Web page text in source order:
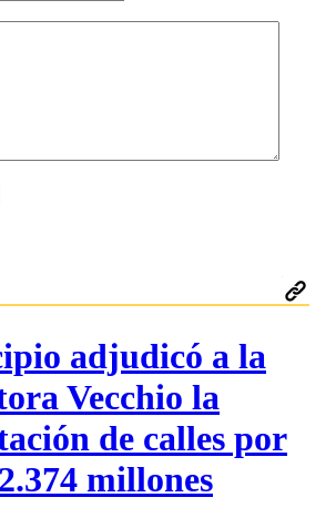
adjudicó a la
Vecchio la
de calles por
millones